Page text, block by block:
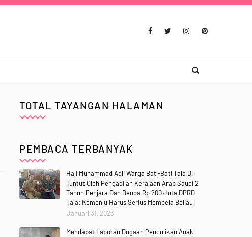
TOTAL TAYANGAN HALAMAN
PEMBACA TERBANYAK
Haji Muhammad Aqli Warga Bati-Bati Tala Di
Tuntut Oleh Pengadilan Kerajaan Arab Saudi 2
Tahun Penjara Dan Denda Rp 200 Juta,DPRD
Tala: Kemenlu Harus Serius Membela Beliau
Januari 31, 2023
Mendapat Laporan Dugaan Penculikan Anak